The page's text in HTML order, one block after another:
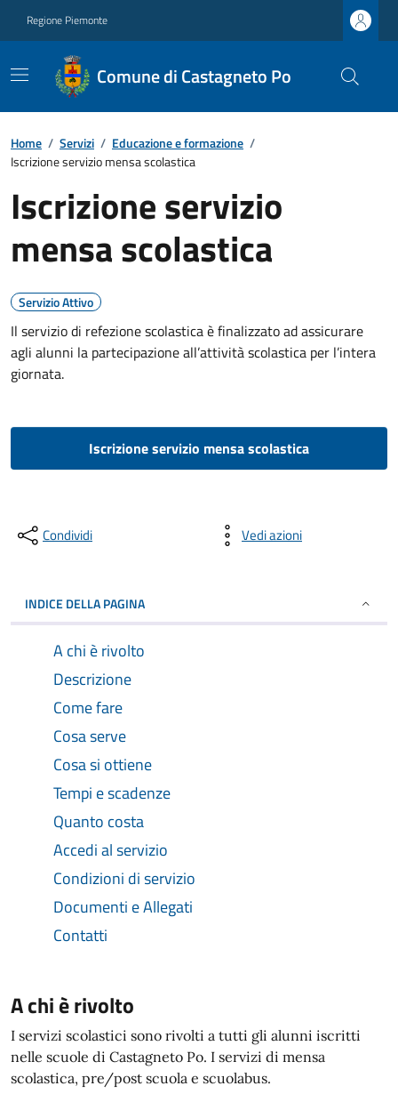
Regione Piemonte
Comune di Castagneto Po
Home / Servizi / Educazione e formazione /
Iscrizione servizio mensa scolastica
Iscrizione servizio
mensa scolastica
Servizio Attivo
Il servizio di refezione scolastica è finalizzato ad assicurare
agli alunni la partecipazione all’attività scolastica per l’intera
giornata.
Iscrizione servizio mensa scolastica
Condividi Vedi azioni
INDICE DELLA PAGINA
A chi è rivolto
Descrizione
Come fare
Cosa serve
Cosa si ottiene
Tempi e scadenze
Quanto costa
Accedi al servizio
Condizioni di servizio
Documenti e Allegati
Contatti
A chi è rivolto
I servizi scolastici sono rivolti a tutti gli alunni iscritti
nelle scuole di Castagneto Po. I servizi di mensa
scolastica, pre/post scuola e scuolabus.